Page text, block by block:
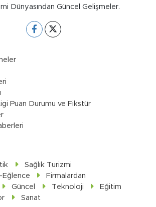
Dünyasından Güncel Gelişmeler.
Puan Durumu ve Fikstür
Sağlık Turizmi
Eğlence
Firmalardan
Güncel Teknoloji
Eğitim
Sanat